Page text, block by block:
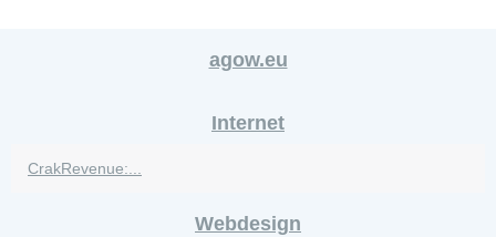
agow.eu
Internet
CrakRevenue:...
Webdesign